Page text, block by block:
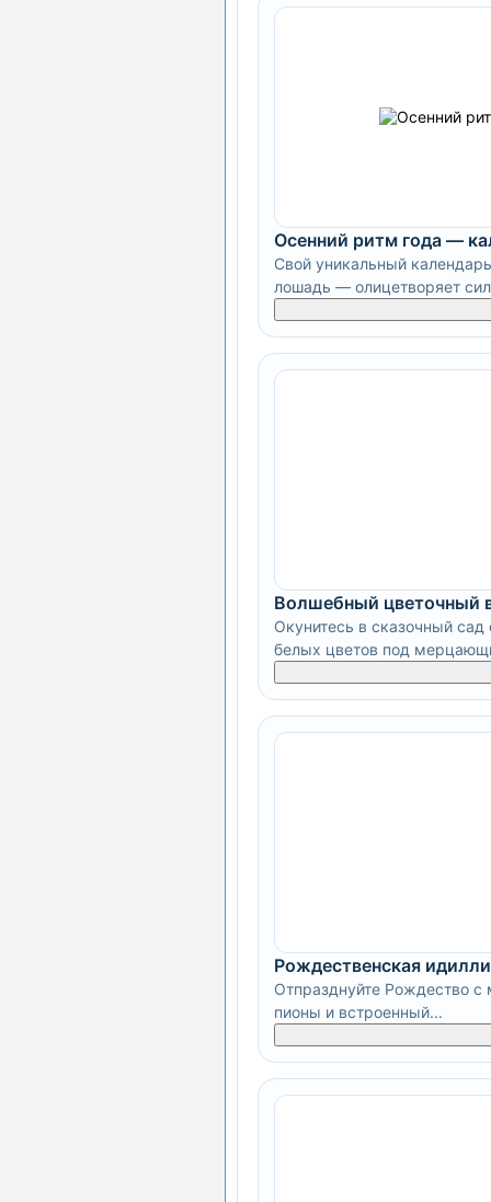
Осенний ритм года —
Свой уникальный
лошадь — олицетворяет
Волшебный цветочный
Окунитесь в сказочный
белых цветов под
Рождественская
Отпразднуйте Рождество с
пионы и встроенный...